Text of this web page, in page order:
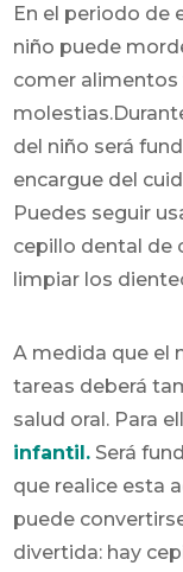
En el periodo de
niño puede
comer alimentos
del niño será
encargue del
Puedes seguir
cepillo dental de
limpiar los
A medida que el
tareas deberá
salud oral. Para
infantil. Será
que realice esta
puede
divertida: hay